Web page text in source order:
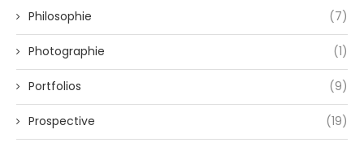
Philosophie (7)
Photographie (1)
Portfolios (9)
Prospective (19)